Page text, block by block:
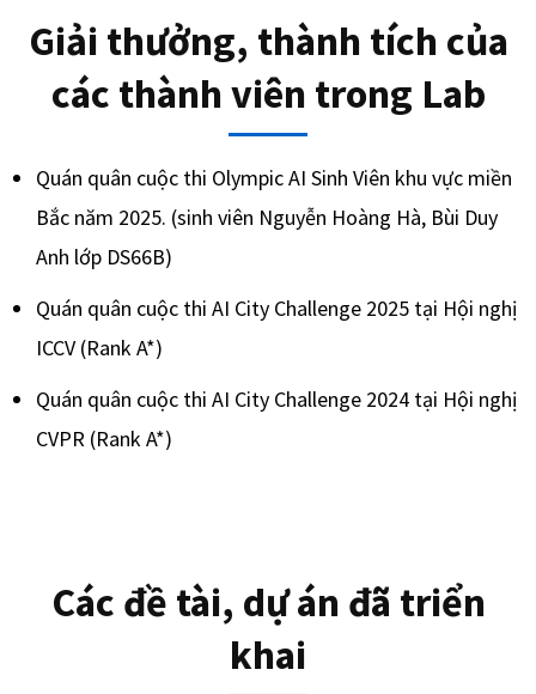
Giải thưởng, thành tích của
các thành viên trong Lab
Quán quân cuộc thi Olympic AI Sinh Viên khu vực miền
Bắc năm 2025. (sinh viên Nguyễn Hoàng Hà, Bùi Duy
Anh lớp DS66B)
Quán quân cuộc thi AI City Challenge 2025 tại Hội nghị
ICCV (Rank A*)
Quán quân cuộc thi AI City Challenge 2024 tại Hội nghị
CVPR (Rank A*)
Các đề tài, dự án đã triển
khai